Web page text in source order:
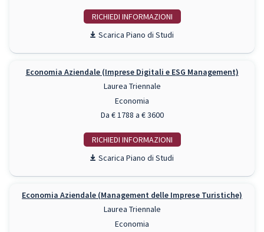
RICHIEDI INFO
Piano di Studi
Economia Aziendale (Imprese Digitali e ESG Management)
Laurea Triennale
Economia
Da € 1788 a € 3600
RICHIEDI INFO
Piano di Studi
Economia Aziendale (Management delle Imprese Turistiche)
Laurea Triennale
Economia